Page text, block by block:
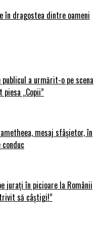
în dragostea dintre oameni
a urmărit-o pe scena
„Copii”
mesaj sfâșietor, în
jurați în picioare la Românii
să câștigi!”